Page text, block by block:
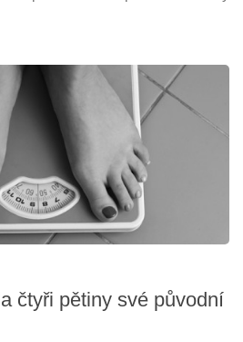
čtyři pětiny své původní